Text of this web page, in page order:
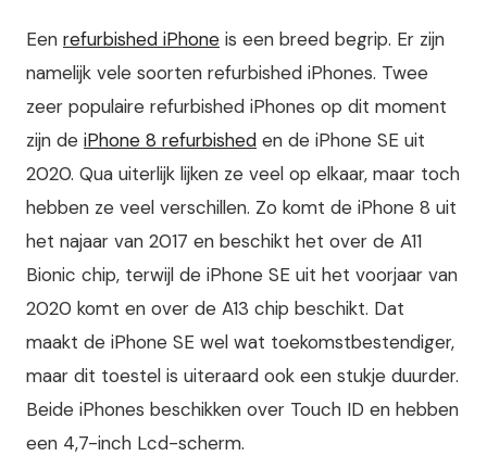
Een refurbished iPhone is een breed begrip. Er zijn
namelijk vele soorten refurbished iPhones. Twee
zeer populaire refurbished iPhones op dit moment
zijn de iPhone 8 refurbished en de iPhone SE uit
2020. Qua uiterlijk lijken ze veel op elkaar, maar toch
hebben ze veel verschillen. Zo komt de iPhone 8 uit
het najaar van 2017 en beschikt het over de A11
Bionic chip, terwijl de iPhone SE uit het voorjaar van
2020 komt en over de A13 chip beschikt. Dat
maakt de iPhone SE wel wat toekomstbestendiger,
maar dit toestel is uiteraard ook een stukje duurder.
Beide iPhones beschikken over Touch ID en hebben
een 4,7-inch Lcd-scherm.